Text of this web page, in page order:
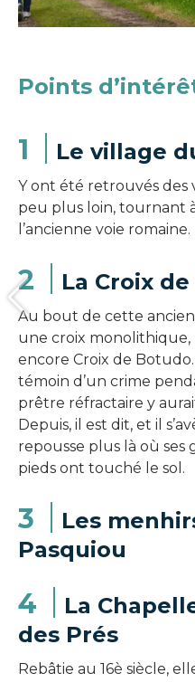
Points
1 Le village
Y ont été retrouvés des
peu plus loin, tournant
l’ancienne voie romaine.
2 La Croix
Au bout de cette
une croix monolithique,
encore Croix de
témoin d’un crime
prêtre réfractaire y
Depuis, il est dit, et il
repousse plus là où ses
pieds ont touché le sol.
3
Les
Pasquiou
4
La
des Prés
Rebâtie au 16è siècle,